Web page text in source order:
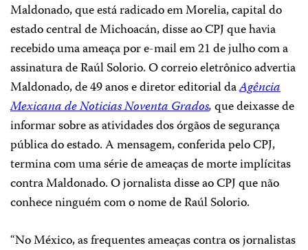
Maldonado, que está radicado em Morelia, capital do
estado central de Michoacán, disse ao CPJ que havia
recebido uma ameaça por e-mail em 21 de julho com a
assinatura de Raúl Solorio. O correio eletrônico advertia
Maldonado, de 49 anos e diretor editorial daAgência
Mexicana de Noticias Noventa Grados,que deixasse de
informar sobre as atividades dos órgãos de segurança
pública do estado. A mensagem, conferida pelo CPJ,
termina com uma série de ameaças de morte implícitas
contra Maldonado. O jornalista disse ao CPJ que não
conhece ninguém com o nome de Raúl Solorio.
“No México, as frequentes ameaças contra os jornalistas